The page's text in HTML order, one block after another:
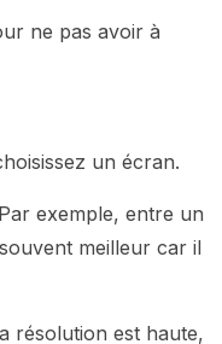
ne pas avoir à
un écran.
exemple, entre un
meilleur car il
résolution est haute,